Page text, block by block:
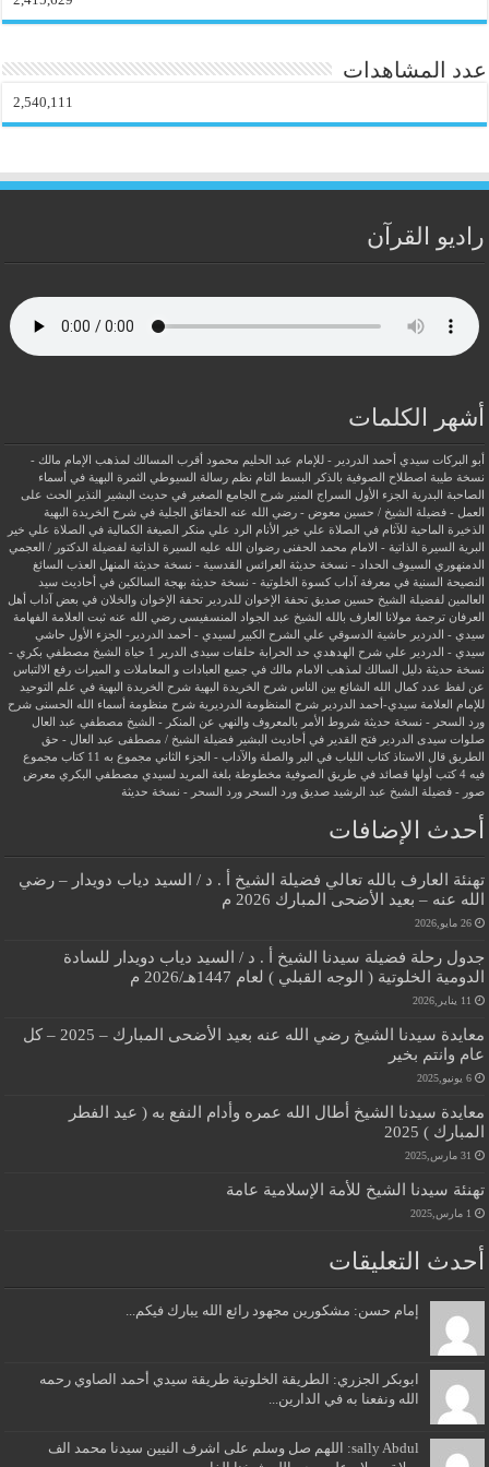
عدد المشاهدات
2,540,111
راديو القرآن
أشهر الكلمات
أبو البركات سيدي أحمد الدردير - للإمام عبد الحليم محمود
أقرب المسالك لمذهب الإمام مالك -
نسخة طيبة اصطلاح الصوفية بالذكر البسط التام نظم رسالة السيوطي
الثمرة البهية في أسماء
الصاحبة البدرية
الجزء الأول السراج المنير شرح الجامع الصغير في حديث البشير النذير
الحث على
العمل - فضيلة الشيخ / حسين معوض - رضي الله عنه
الحقائق الجلية في شرح الخريدة البهية
الذخيرة الماحية للآثام في الصلاة علي خير الأنام
الرد علي منكر الصيغة الكمالية في الصلاة علي خير
البرية
السيرة الذاتية - الامام محمد الحفنى رضوان الله عليه
السيرة الذاتية لفضيلة الدكتور / العجمي
الدمنهوري
السيوف الحداد - نسخة حديثة العرائس القدسية - نسخة حديثة
المنهل العذب السائغ
النصيحة السنية في معرفة آداب كسوة الخلوتية - نسخة حديثة بهجة السالكين في أحاديث سيد
العالمين لفضيلة الشيخ حسين صديق
تحفة الإخوان للدردير تحفة الإخوان والخلان في بعض آداب أهل
العرفان ترجمة مولانا العارف بالله الشيخ عبد الجواد المنسفيسى رضي الله عنه ثبت العلامة الفهامة
سيدي - الدردير
حاشية الدسوقي علي الشرح الكبير لسيدي - أحمد الدردير- الجزء الأول حاشي
سيدي - الدردير علي شرح الهدهدي حد الحرابة حلقات سيدى الدرير 1
حياة الشيخ مصطفي بكري -
نسخة حديثة دليل السالك لمذهب الامام مالك في جميع العبادات و المعاملات و الميراث رفع الالتباس
عن لفظ عدد كمال الله الشائع بين الناس شرح الخريدة البهية شرح الخريدة البهية في علم التوحيد
للإمام العلامة سيدي-أحمد الدردير شرح المنظومة الدرديرية شرح منظومة أسماء الله الحسنى شرح
ورد السحر - نسخة حديثة شروط الأمر بالمعروف والنهي عن المنكر - الشيخ مصطفي عبد العال
صلوات سيدى الدردير فتح القدير في أحاديث البشير فضيلة الشيخ / مصطفى عبد العال - حق
الطريق
قال الاستاذ كتاب اللباب في البر والصلة والآداب - الجزء الثاني مجموع به 11 كتاب
مجموع
فيه 4 كتب أولها قصائد في طريق الصوفية
مخطوطة بلغة المريد لسيدي مصطفي البكري معرض
صور - فضيلة الشيخ عبد الرشيد صديق
ورد السحر ورد السحر - نسخة حديثة
أحدث الإضافات
تهنئة العارف بالله تعالي فضيلة الشيخ أ . د / السيد دياب دويدار – رضي
الله عنه – بعيد الأضحى المبارك 2026 م
26 مايو,2026
جدول رحلة فضيلة سيدنا الشيخ أ . د / السيد دياب دويدار للسادة
الدومية الخلوتية ( الوجه القبلي ) لعام 1447هـ/2026 م
11 يناير,2026
معايدة سيدنا الشيخ رضي الله عنه بعيد الأضحى المبارك – 2025 – كل
عام وانتم بخير
6 يونيو,2025
معايدة سيدنا الشيخ أطال الله عمره وأدام النفع به ( عيد الفطر
المبارك ) 2025
31 مارس,2025
تهنئة سيدنا الشيخ للأمة الإسلامية عامة
1 مارس,2025
أحدث التعليقات
إمام حسن: مشكورين مجهود رائع الله يبارك فيكم...
ابوبكر الجزري: الطريقة الخلوتية طريقة سيدي أحمد الصاوي رحمه
الله ونفعنا به في الدارين...
sally Abdul: اللهم صل وسلم على اشرف النيين سيدنا محمد الف